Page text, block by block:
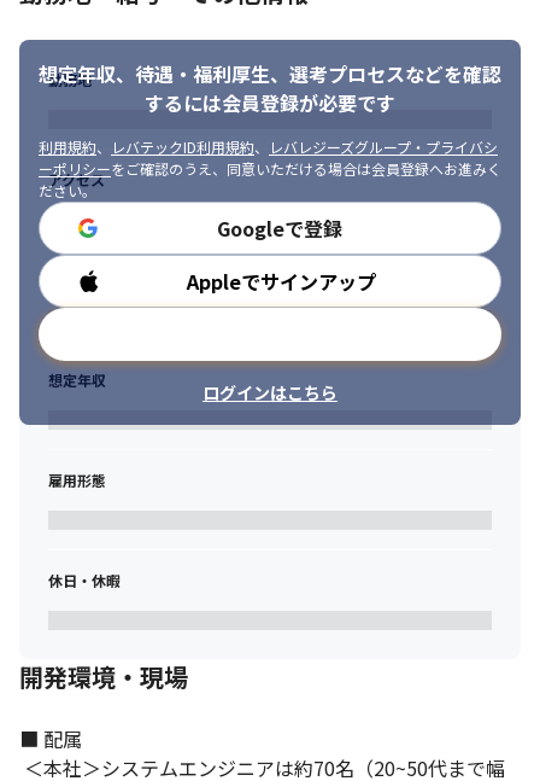
想定年収、待遇・福利厚生、 選考プロセスなどを確認
するには会員登録が必要です
利用規約、 レバテックID利用規約、
レバレジーズグループ・プライバシ
ーポリシーをご確認のうえ、同意いただける場合は会員登録へお進みく
ださい。
Googleで登録
Appleでサインアップ
ログインはこちら
勤務地
アクセス
勤務時間
想定年収
雇用形態
休日・休暇
開発環境・現場
■ 配属